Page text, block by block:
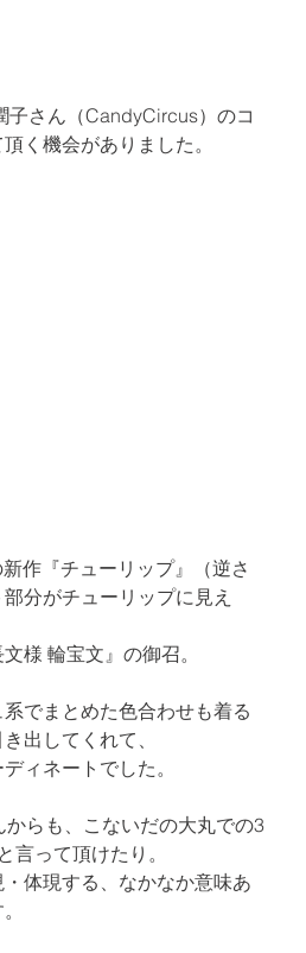
子さん（CandyCircus）のコ
く機会がありました。
作『チューリップ』（逆さ
分がチューリップに見え
様 輪宝文』の御召。
でまとめた色合わせも着る
出してくれて、
ィネートでした。
からも、こないだの大丸での3
言って頂けたり。
体現する、なかなか意味あ